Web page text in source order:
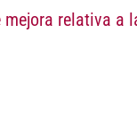
relativa a